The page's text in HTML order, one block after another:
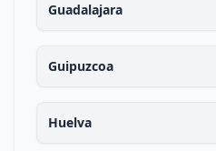
Guadalajara
Guipuzcoa
Huelva